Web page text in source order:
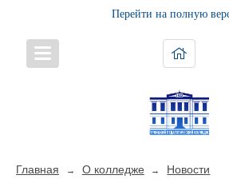
Перейти на полную
Главная → О колледже → Новости